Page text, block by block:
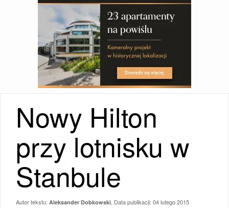
Nowy Hilton
przy lotnisku w
Stanbule
Autor tekstu: Aleksander Dobkowski , Data publikacji: 04 lutego 2015